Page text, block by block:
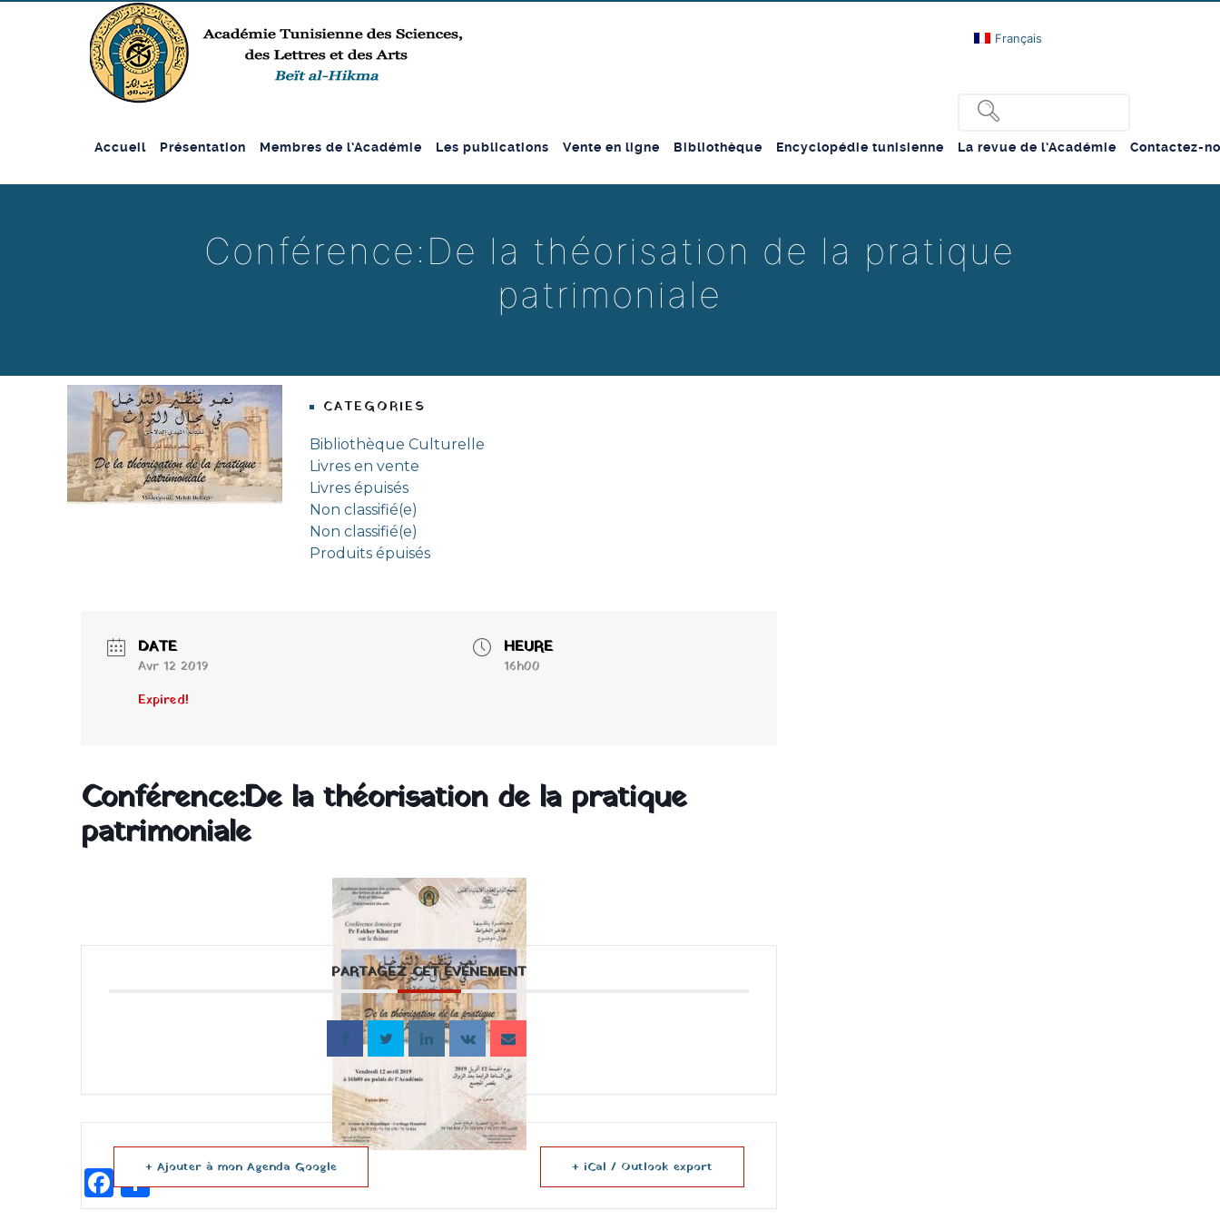
Français
Accueil Présentation Membres de l’Académie Les publications Vente en ligne Bibliothèque Encyclopédie tunisienne La revue de l’Académie Contactez-
Conférence:De la théorisation de la pratique
patrimoniale
CATEGORIES
Bibliothèque Culturelle
Livres en vente
Livres épuisés
Non classifié(e)
Non classifié(e)
Produits épuisés
DATE
Avr 12 2019
Expired!
HEURE
16h00
Conférence:De la théorisation de la pratique
patrimoniale
Facebook
Partager
PARTAGEZ CET ÉVÉNEMENT
+ Ajouter à mon Agenda Google + iCal / Outlook export